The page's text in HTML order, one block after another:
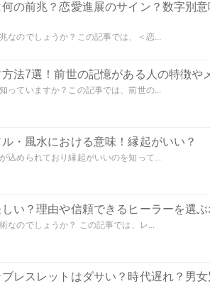
の前兆？恋愛進展のサイン？数字別
なのでしょうか？この記事では、＜恋...
法7選！前世の記憶がある人の特徴や
っていますか？この記事では、前世の...
・風水における意味！縁起がいい？
込められており縁起がいいのを知って...
い？理由や信頼できるヒーラーを選
なのでしょうか？ この記事では、レ...
レスレットはダサい？時代遅れ？男